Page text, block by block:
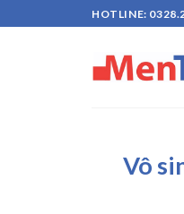
to
HOTLINE:
Vô